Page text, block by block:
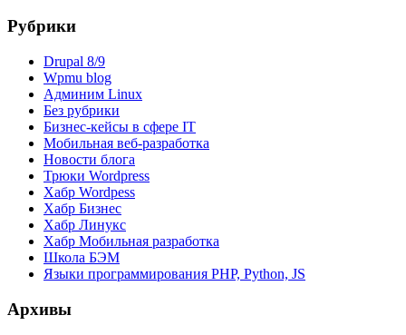
Рубрики
Drupal 8/9
Wpmu blog
Админим Linux
Без рубрики
Бизнес-кейсы в сфере IT
Мобильная веб-разработка
Новости блога
Трюки Wordpress
Хабр Wordpess
Хабр Бизнес
Хабр Линукс
Хабр Мобильная разработка
Школа БЭМ
Языки программирования PHP, Python, JS
Архивы